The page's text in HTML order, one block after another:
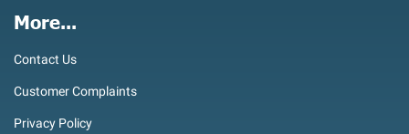
More...
Contact Us
Customer Complaints
Privacy Policy